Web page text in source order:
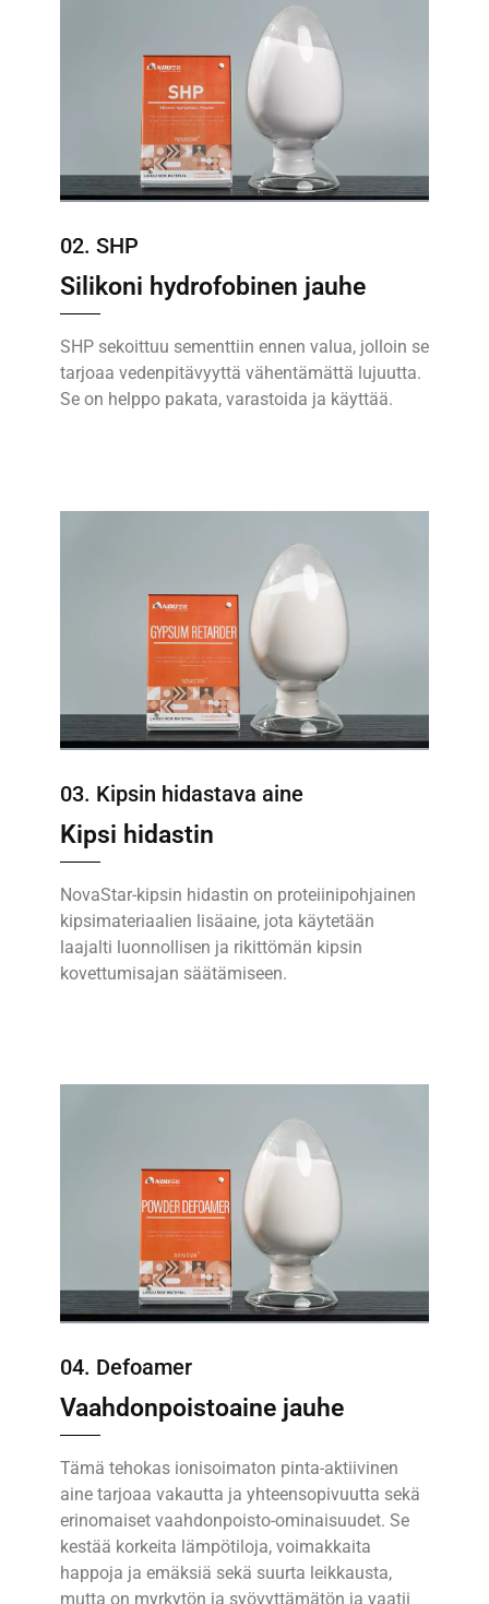
02. SHP
Silikoni hydrofobinen jauhe
SHP sekoittuu sementtiin ennen valua, jolloin se
tarjoaa vedenpitävyyttä vähentämättä lujuutta.
Se on helppo pakata, varastoida ja käyttää.
03. Kipsin hidastava aine
Kipsi hidastin
NovaStar-kipsin hidastin on proteiinipohjainen
kipsimateriaalien lisäaine, jota käytetään
laajalti luonnollisen ja rikittömän kipsin
kovettumisajan säätämiseen.
04. Defoamer
Vaahdonpoistoaine jauhe
Tämä tehokas ionisoimaton pinta-aktiivinen
aine tarjoaa vakautta ja yhteensopivuutta sekä
erinomaiset vaahdonpoisto-ominaisuudet. Se
kestää korkeita lämpötiloja, voimakkaita
happoja ja emäksiä sekä suurta leikkausta,
mutta on myrkytön ja syövyttämätön ja vaatii